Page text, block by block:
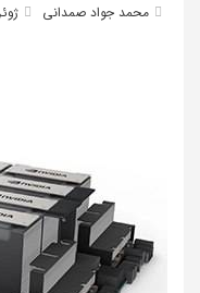
محمد جواد صمدانی ژوئن